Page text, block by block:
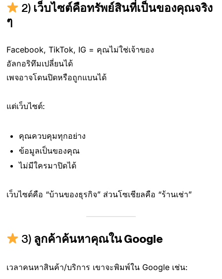
2) เว็บไซต์คือทรัพย์สินที่เป็นของคุณจริง
ๆ
Facebook, TikTok, IG = คุณไม่ใช่เจ้าของ
อัลกอริทึมเปลี่ยนได้
เพจอาจโดนปิดหรือถูกแบนได้
แต่เว็บไซต์:
คุณควบคุมทุกอย่าง
ข้อมูลเป็นของคุณ
ไม่มีใครมาปิดได้
เว็บไซต์คือ “บ้านของธุรกิจ” ส่วนโซเชียลคือ “ร้านเช่า”
3) ลูกค้าค้นหาคุณใน Google
เวลาคนหาสินค้า/บริการ เขาจะพิมพ์ใน Google เช่น: